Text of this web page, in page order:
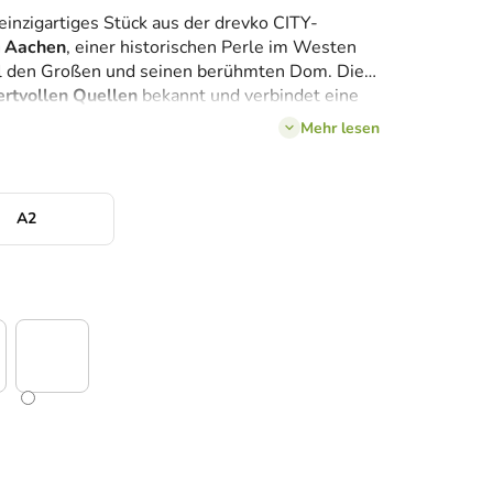
Stück aus der drevko CITY-
Aachen, einer historischen Perle im Westen
Großen und seinen berühmten Dom. Die
Quellen bekannt und verbindet eine
Studentenatmosphäre. Die ikonischen
Sie den unwiederholbaren Charme
eigenen Zuhause!
Mehr lesen
A2